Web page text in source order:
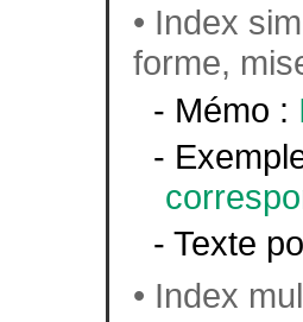
• Index
forme,
- Mémo :
-
- Texte
• Index